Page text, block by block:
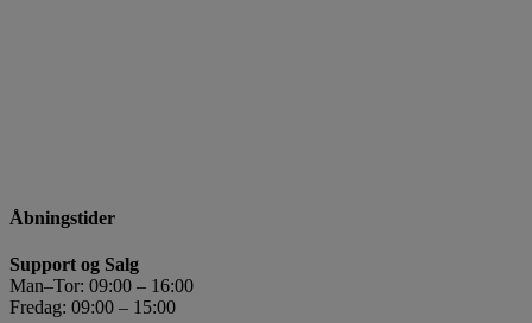
Åbningstider
Support og Salg
Man–Tor: 09:00 – 16:00
Fredag: 09:00 – 15:00